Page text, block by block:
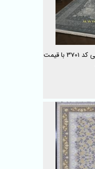
خرید فرش ماشینی 700 شانه فیلی کد 3701 با قیمت